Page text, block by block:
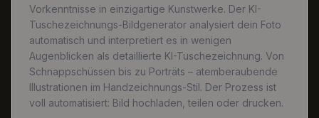
Vorkenntnisse in einzigartige Kunstwerke. Der KI-
Tuschezeichnungs-Bildgenerator analysiert dein Foto
automatisch und interpretiert es in wenigen
Augenblicken als detaillierte KI-Tuschezeichnung. Von
Schnappschüssen bis zu Porträts – atemberaubende
Illustrationen im Handzeichnungs-Stil. Der Prozess ist
voll automatisiert: Bild hochladen, teilen oder drucken.